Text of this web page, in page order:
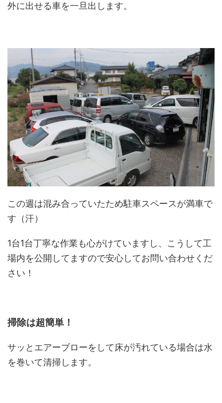
外に出せる車を一旦出します。
この週は混み合っていたため駐車スペースが満車で
す（汗）
1台1台丁寧な作業も心がけていますし、こうして工
場内を公開してますので安心してお問い合わせくだ
さい！
掃除は超簡単！
サッとエアーブローをして床が汚れている場合は水
を巻いて清掃します。